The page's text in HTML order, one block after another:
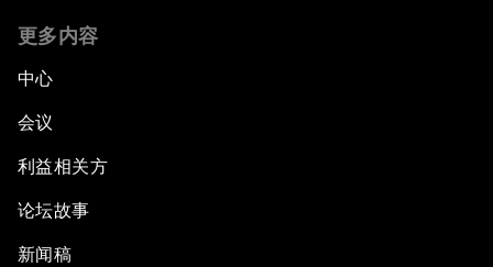
更多内容
中心
会议
利益相关方
论坛故事
新闻稿